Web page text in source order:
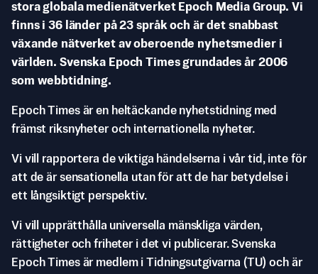
stora globala medienätverket Epoch Media Group. Vi
finns i 36 länder på 23 språk och är det snabbast
växande nätverket av oberoende nyhetsmedier i
världen. Svenska Epoch Times grundades år 2006
som webbtidning.
Epoch Times är en heltäckande nyhetstidning med
främst riksnyheter och internationella nyheter.
Vi vill rapportera de viktiga händelserna i vår tid, inte för
att de är sensationella utan för att de har betydelse i
ett långsiktigt perspektiv.
Vi vill upprätthålla universella mänskliga värden,
rättigheter och friheter i det vi publicerar. Svenska
Epoch Times är medlem i Tidningsutgivarna (TU) och är